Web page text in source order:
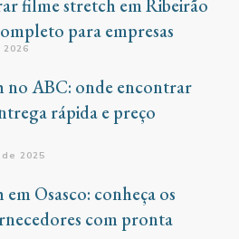
filme stretch em Ribeirão
para empresas
no ABC: onde encontrar
rápida e preço
2025
Osasco: conheça os
com pronta